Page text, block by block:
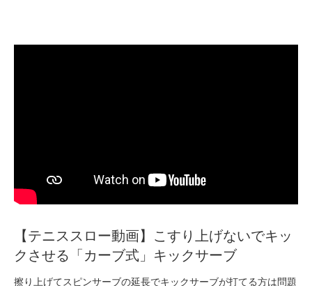
【テニススロー動画】こすり上げないでキッ
クさせる「カーブ式」キックサーブ
擦り上げてスピンサーブの延長でキックサーブが打てる方は問題